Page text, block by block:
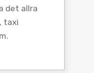
det allra
taxi